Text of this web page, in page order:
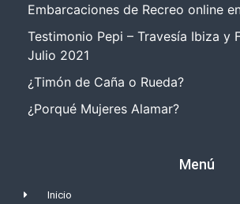
Embarcaciones de Recreo online
Testimonio Pepi – Travesía Ibiza y
Julio 2021
¿Timón de Caña o Rueda?
¿Porqué Mujeres Alamar?
Menú
Inicio